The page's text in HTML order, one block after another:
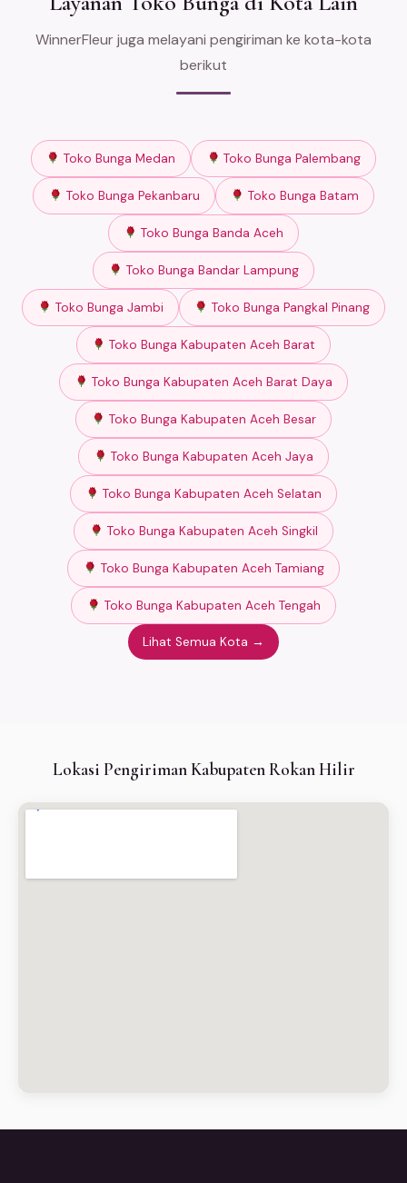
WinnerFleur juga melayani pengiriman ke kota-kota
berikut
Toko Bunga Medan Toko Bunga Palembang
Toko Bunga Pekanbaru Toko Bunga Batam
Toko Bunga Banda Aceh
Toko Bunga Bandar Lampung
Toko Bunga Jambi Toko Bunga Pangkal Pinang
Toko Bunga Kabupaten Aceh Barat
Toko Bunga Kabupaten Aceh Barat Daya
Toko Bunga Kabupaten Aceh Besar
Toko Bunga Kabupaten Aceh Jaya
Toko Bunga Kabupaten Aceh Selatan
Toko Bunga Kabupaten Aceh Singkil
Toko Bunga Kabupaten Aceh Tamiang
Toko Bunga Kabupaten Aceh Tengah
Lihat Semua Kota →
Lokasi Pengiriman Kabupaten Rokan Hilir